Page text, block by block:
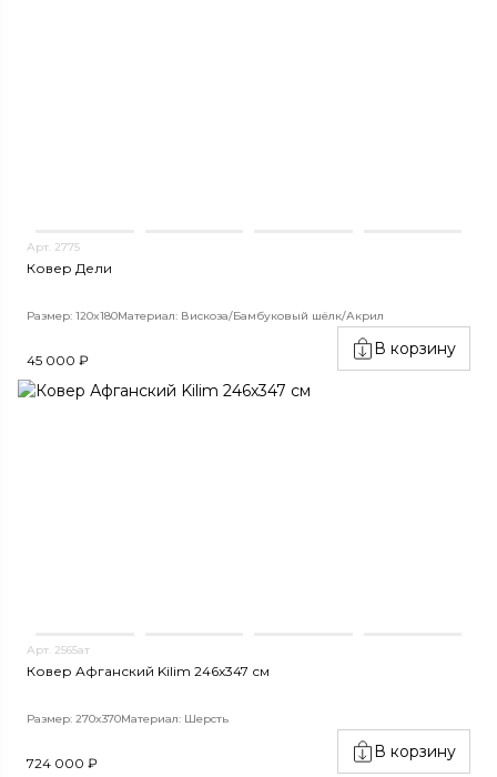
Арт. 2775
Ковер Дели
Размер: 120x180Материал: Вискоза/Бамбуковый шёлк/Акрил
45 000 ₽
В корзину
Арт. 2565ат
Ковер Афганский Kilim 246x347 см
Размер: 270x370Материал: Шерсть
724 000 ₽
В корзину